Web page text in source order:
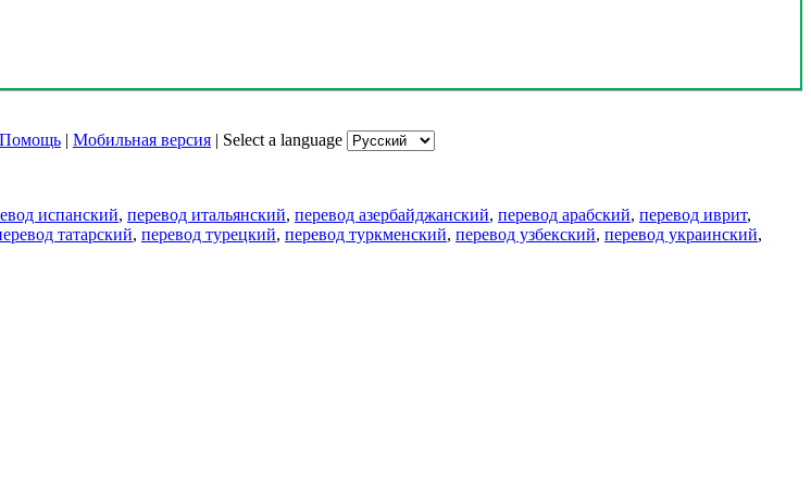
Помощь | Мобильная версия | Select a language
испанский, перевод итальянский, перевод азербайджанский, перевод арабский, перевод иврит,
татарский, перевод турецкий, перевод туркменский, перевод узбекский, перевод украинский,